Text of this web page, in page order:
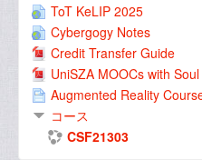
ToT KeLIP 2025
Cybergogy Notes
Credit Transfer Guide
UniSZA MOOCs with Soul
Augmented Reality
コース
CSF21303